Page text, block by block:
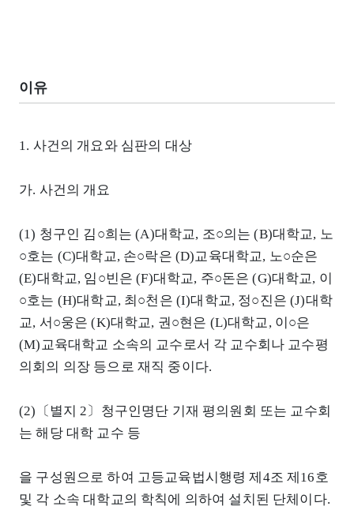
이유
1. 사건의 개요와 심판의 대상
가. 사건의 개요
(1) 청구인 김○희는 (A)대학교, 조○의는 (B)대학교, 노
○호는 (C)대학교, 손○락은 (D)교육대학교, 노○순은
(E)대학교, 임○빈은 (F)대학교, 주○돈은 (G)대학교, 이
○호는 (H)대학교, 최○천은 (I)대학교, 정○진은 (J)대학
교, 서○웅은 (K)대학교, 권○현은 (L)대학교, 이○은
(M)교육대학교 소속의 교수로서 각 교수회나 교수평
의회의 의장 등으로 재직 중이다.
(2)〔별지 2〕청구인명단 기재 평의원회 또는 교수회
는 해당 대학 교수 등
을 구성원으로 하여 고등교육법시행령 제4조 제16호
및 각 소속 대학교의 학칙에 의하여 설치된 단체이다.